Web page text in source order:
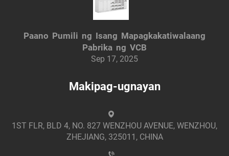
Paano Pumili ng Isang Mapagkakatiwalaang
Pabrika ng VCB
Sep 17, 2025
Makipag-ugnayan
1ST FLR, BLD 4, NO. 827 WENZHOU AVENUE, WENZHOU,
ZHEJIANG, 325011, CHINA